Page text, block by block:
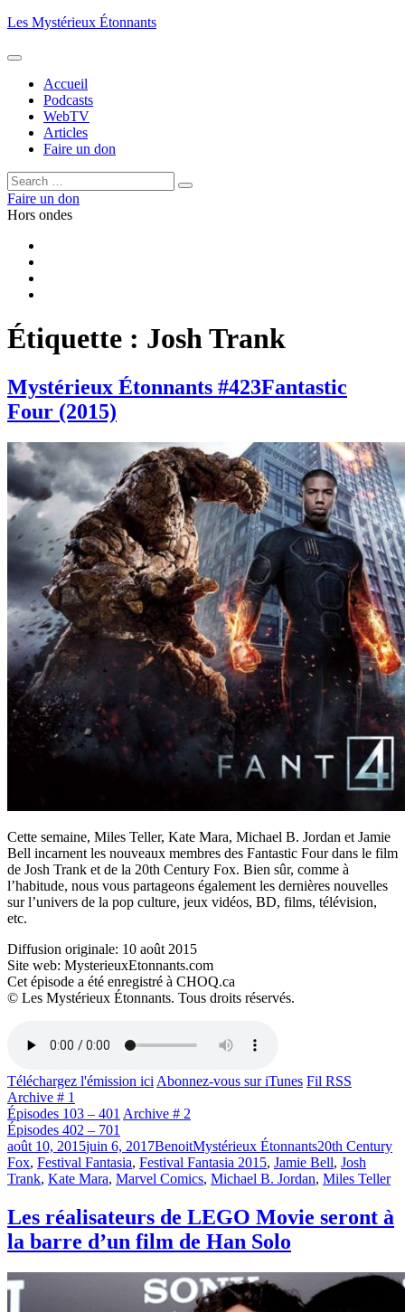
Aller
contenu
Les Mystérieux Étonnants
Accueil
Podcasts
WebTV
Articles
Faire un don
Rechercher :
Rechercher
Faire un don
Hors ondes
Étiquette : Josh Trank
Mystérieux Étonnants #423Fantastic
Four (2015)
Cette semaine, Miles Teller, Kate Mara, Michael B. Jordan et Jamie
Bell incarnent les nouveaux membres des Fantastic Four dans le film
de Josh Trank et de la 20th Century Fox. Bien sûr, comme à
l’habitude, nous vous partageons également les dernières nouvelles
sur l’univers de la pop culture, jeux vidéos, BD, films, télévision,
etc.
Diffusion originale: 10 août 2015
Site web: MysterieuxEtonnants.com
Cet épisode a été enregistré à CHOQ.ca
© Les Mystérieux Étonnants. Tous droits réservés.
Téléchargez l'émission ici Abonnez-vous sur iTunes Fil RSS
Archive # 1
Épisodes 103 – 401 Archive # 2
Épisodes 402 – 701
Publié
le
août 10, 2015juin 6, 2017BenoitCatégories
Mystérieux ÉtonnantsÉtiquettes
20th Century
Fox, Festival Fantasia, Festival Fantasia 2015, Jamie Bell, Josh
Trank, Kate Mara, Marvel Comics, Michael B. Jordan, Miles Teller
Les réalisateurs de LEGO Movie seront à
la barre d’un film de Han Solo